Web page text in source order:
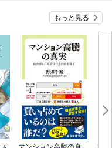
もっと見る